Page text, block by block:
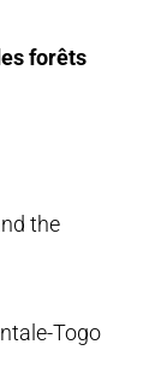
forêts
the
Togo